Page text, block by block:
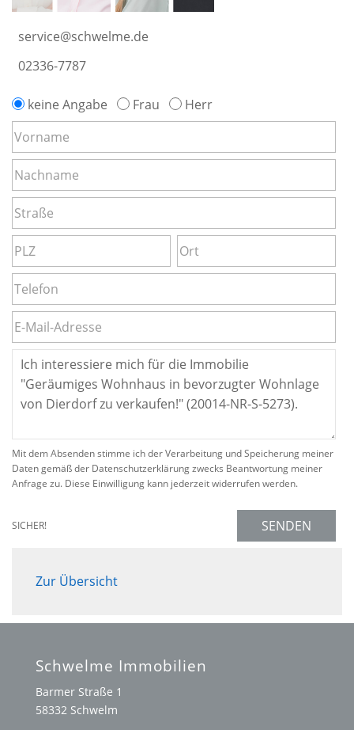
service@schwelme.de
02336-7787
keine Angabe Frau Herr
Mit dem Absenden stimme ich der Verarbeitung und Speicherung meiner
Daten gemäß der Datenschutzerklärung zwecks Beantwortung meiner
Anfrage zu. Diese Einwilligung kann jederzeit widerrufen werden.
SICHER! SENDEN
Zur Übersicht
Schwelme Immobilien
Barmer Straße 1
58332 Schwelm